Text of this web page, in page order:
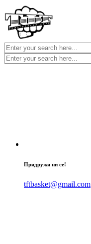
Придружи ни се!
tftbasket@gmail.com